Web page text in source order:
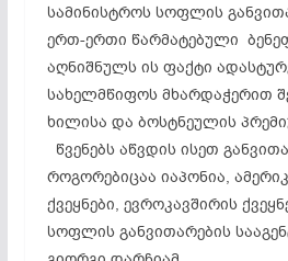
სამინისტროს სოფლის
ერთ-ერთი წარმატებული
აღნიშნულს ის ფაქტი
სახელმწიფოს მხარდაჭერით
ხილისა და ბოსტნეულის
წვენებს აწვდის ისეთ
როგორებიცაა იაპონია,
ქვეყნები, ევროკავშირის
სოფლის განვითარების